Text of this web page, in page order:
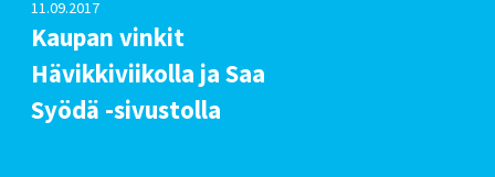
11.09.2017
Kaupan vinkit
Hävikkiviikolla ja Saa
Syödä -sivustolla